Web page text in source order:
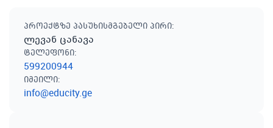
პროექტზე პასუხისმგებელი პირი:
ლევან ცანავა
ტელეფონი:
599200944
იმეილი:
info@educity.ge